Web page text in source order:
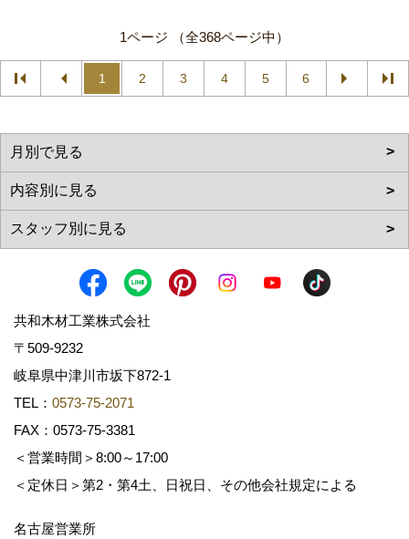
1ページ （全368ページ中）
1 2 3 4 5 6
共和木材工業株式会社
〒509-9232
岐阜県中津川市坂下872‐1
TEL： 0573-75-2071
FAX：0573-75-3381
＜営業時間＞8:00～17:00
＜定休日＞第2・第4土、日祝日、その他会社規定による
名古屋営業所